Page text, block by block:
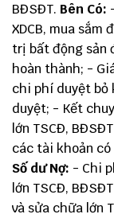
BĐSĐT. Bên Có:
XDCB, mua sắm
trị bất động sản
hoàn thành; -
chi phí duyệt bỏ
duyệt; - Kết
lớn TSCĐ,
các tài khoản
Số dư Nợ: - Chi
lớn TSCĐ,
và sửa chữa lớn